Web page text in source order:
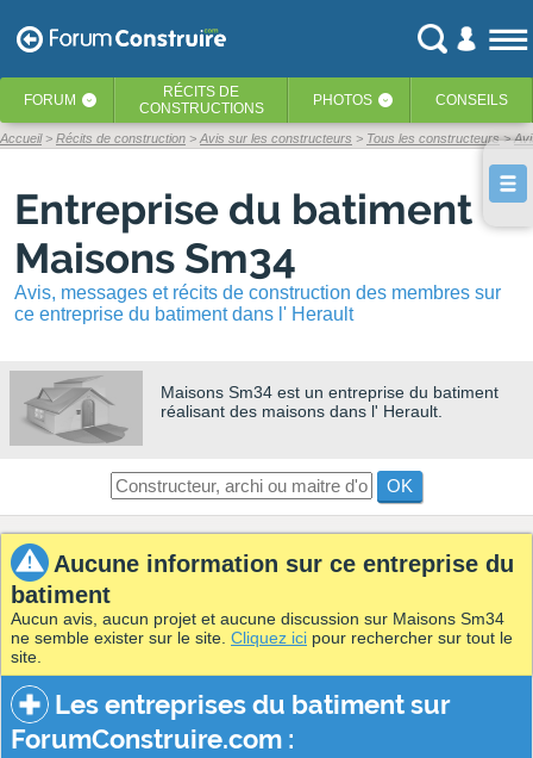
FORUM ‹ RÉCITS DE
CONSTRUCTIONS
PHOTOS ‹ CONSEILS
Accueil Récits de construction Avis sur les constructeurs Tous les constructeurs
Entreprise du batiment
Maisons Sm34
Avis, messages et récits de construction des membres sur
ce entreprise du batiment dans l' Herault
Maisons Sm34 est un entreprise du batiment
réalisant des maisons dans l' Herault.
OK
Aucune information sur ce entreprise du
batiment
Aucun avis, aucun projet et aucune discussion sur Maisons Sm34
ne semble exister sur le site. Cliquez ici pour rechercher sur tout le
site.
Les entreprises du batiment sur
ForumConstruire.com :